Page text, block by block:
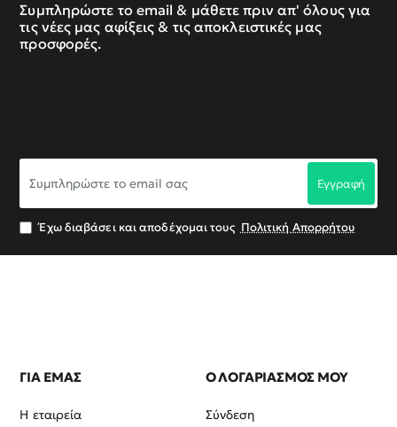
Συμπληρώστε το email & μάθετε πριν απ' όλους για
τις νέες μας αφίξεις & τις αποκλειστικές μας
προσφορές.
το
σας
Εγγραφή
Έχω διαβάσει και αποδέχομαι τους Πολιτική Απορρήτου
ΓΙΑ ΕΜΑΣ
Η εταιρεία
Ο ΛΟΓΑΡΙΑΣΜΟΣ ΜΟΥ
Σύνδεση